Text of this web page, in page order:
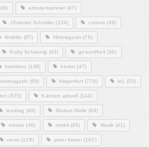
arbeiterkammer (47)
Christian Scheider (124) corona (69)
filmblitz (87) filmmagazin (76)
Gaby Schaunig (43) gesundheit(36)
heimkino (138) kinder (47)
(69) klagenfurt(776) kt1 (53)
(675) Kärnten aktuell (144)
landtag (49) Markus Malle (68)
messe (40) mmkk(45) Musik (41)
news(126) peter kaiser(162)